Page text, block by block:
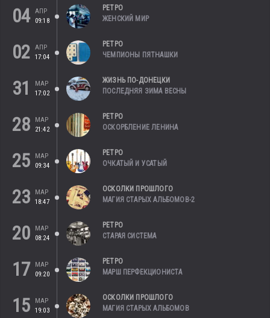
04 АПР
09:18
РЕТРО
ЖЕНСКИЙ МИР
02
АПР
17:04
РЕТРО
ЧЕМПИОНЫ ПЯТНАШКИ
31
МАР
17:02
ЖИЗНЬ ПО-ДОНЕЦКИ
ПОСЛЕДНЯЯ ЗИМА ВЕСНЫ
28
МАР
21:42
РЕТРО
ОСКОРБЛЕНИЕ ЛЕНИНА
25
МАР
09:34
РЕТРО
ОЧКАТЫЙ И УСАТЫЙ
23
МАР
18:47
ОСКОЛКИ ПРОШЛОГО
МАГИЯ СТАРЫХ АЛЬБОМОВ-2
20
МАР
08:24
РЕТРО
СТАРАЯ СИСТЕМА
17
МАР
09:20
РЕТРО
МАРШ ПЕРФЕКЦИОНИСТА
15
МАР
19:03
ОСКОЛКИ ПРОШЛОГО
МАГИЯ СТАРЫХ АЛЬБОМОВ